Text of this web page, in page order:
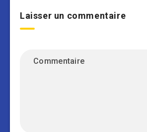
Laisser un commentaire